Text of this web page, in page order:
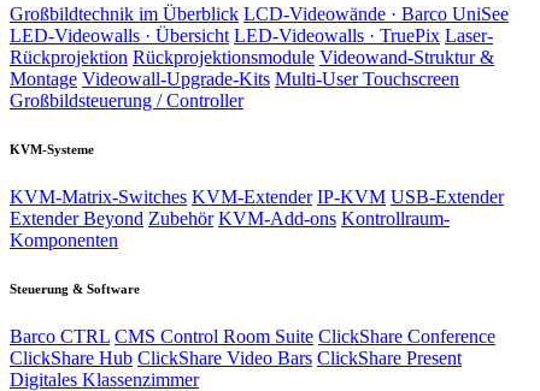
Großbildtechnik im Überblick LCD-Videowände · Barco UniSee
LED-Videowalls · Übersicht LED-Videowalls · TruePix Laser-
Rückprojektion Rückprojektionsmodule Videowand-Struktur &
Montage Videowall-Upgrade-Kits Multi-User Touchscreen
Großbildsteuerung / Controller
KVM-Systeme
KVM-Matrix-Switches KVM-Extender IP-KVM USB-Extender
Extender Beyond Zubehör KVM-Add-ons Kontrollraum-
Komponenten
Steuerung & Software
Barco CTRL CMS Control Room Suite ClickShare Conference
ClickShare Hub ClickShare Video Bars ClickShare Present
Digitales Klassenzimmer